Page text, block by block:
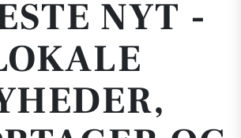
NYT -